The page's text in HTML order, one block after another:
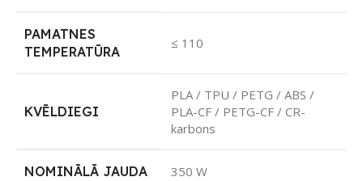
PAMATNES
TEMPERATŪRA
≤ 110
KVĒLDIEGI
PLA / TPU / PETG / ABS /
PLA-CF / PETG-CF / CR-
karbons
NOMINĀLĀ JAUDA 350 W